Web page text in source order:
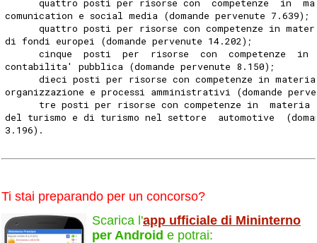
comunication e social media (domande pervenute 7.639);
quattro posti per risorse con competenze in
di fondi europei (domande pervenute 14.202);
cinque  posti  per  risorse  con  competenze  in
contabilita' pubblica (domande pervenute 8.150);
dieci posti per risorse con competenze in
organizzazione e processi amministrativi (domande
tre posti per risorse con competenze in  materia
del turismo e di turismo nel settore  automotive
3.196).
Ti stai preparando per un concorso?
Scarica l'app ufficiale di Mininterno
per Android e potrai: